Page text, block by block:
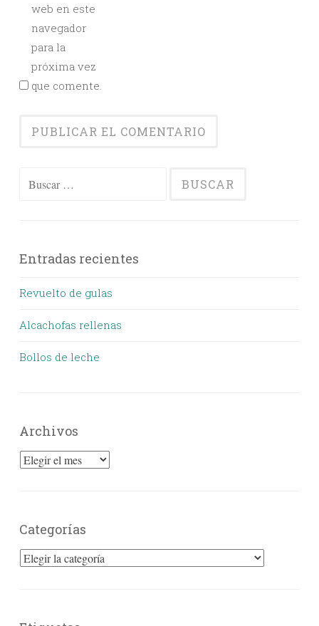
web en este
navegador
para la
próxima vez
que comente.
Entradas recientes
Revuelto de gulas
Alcachofas rellenas
Bollos de leche
Archivos
Archivos
Categorías
Categorías